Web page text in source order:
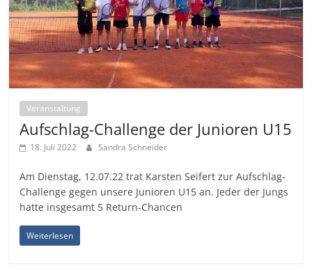
Veranstaltung
Aufschlag-Challenge der Junioren U15
18. Juli 2022 Sandra Schneider
Am Dienstag, 12.07.22 trat Karsten Seifert zur Aufschlag-
Challenge gegen unsere Junioren U15 an. Jeder der Jungs
hatte insgesamt 5 Return-Chancen
Weiterlesen